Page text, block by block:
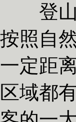
登山
按照自
一定距
区域都